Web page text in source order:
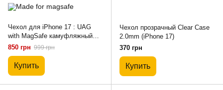
Чехол для iPhone 17 : UAG
with MagSafe камуфляжный
(Orange-Green)
850 грн 999 грн
Купить
Чехол прозрачный Clear Case
2.0mm (iPhone 17)
370 грн
Купить